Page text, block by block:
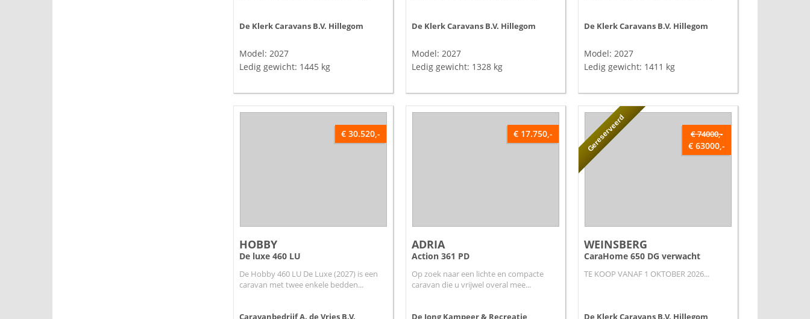
De Klerk Caravans B.V. Hillegom
Model: 2027
Ledig gewicht: 1445 kg
De Klerk Caravans B.V. Hillegom
Model: 2027
Ledig gewicht: 1328 kg
De Klerk Caravans B.V. Hillegom
Model: 2027
Ledig gewicht: 1411 kg
€ 30.520,-
HOBBY
De luxe 460 LU
De Hobby 460 LU De Luxe (2027) is een
caravan met twee enkele bedden...
Caravanbedrijf A. de Vries B.V.
€ 17.750,-
ADRIA
Action 361 PD
Op zoek naar een lichte en compacte
caravan die u vrijwel overal mee...
De Jong Kampeer & Recreatie
Gereserveerd € 74000,-
€ 63000,-
WEINSBERG
CaraHome 650 DG verwacht
TE KOOP VANAF 1 OKTOBER 2026...
De Klerk Caravans B.V. Hillegom